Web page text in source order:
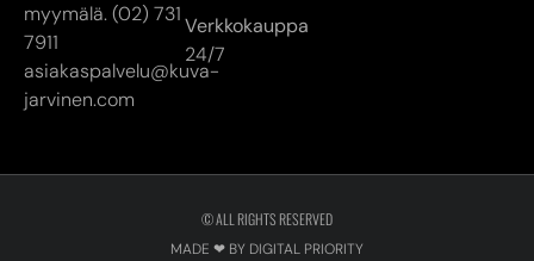
myymälä. (02) 731
7911
asiakaspalvelu@kuva-
jarvinen.com
Verkkokauppa
24/7
© ALL RIGHTS RESERVED
MADE ❤ BY DIGITAL PRIORITY